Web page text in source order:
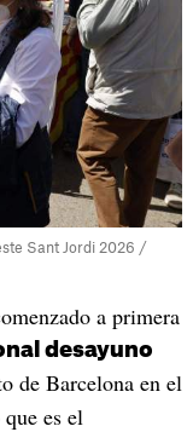
Sant Jordi 2026 /
a primera
desayuno
de Barcelona en el
es el